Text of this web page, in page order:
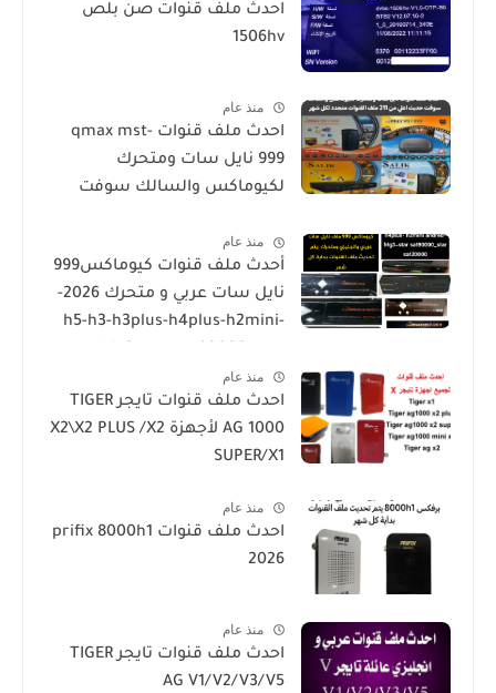
احدث ملف قنوات صن بلص
1506hv
منذ عام
احدث ملف قنوات qmax mst-
999 نايل سات ومتحرك
لكيوماكس والسالك سوفت
Mini 2 USB-SALIK H3 Mini-Salik
H2 Plus
منذ عام
أحدث ملف قنوات كيوماكس999
نايل سات عربي و متحرك 2026-
h5-h3-h3plus-h4plus-h2mini-
sat20000
منذ عام
احدث ملف قنوات تايجر TIGER
AG 1000 لأجهزة X2\X2 PLUS /X2
SUPER/X1
منذ عام
احدث ملف قنوات prifix 8000h1
2026
منذ عام
احدث ملف قنوات تايجر TIGER
AG V1/V2/V3/V5